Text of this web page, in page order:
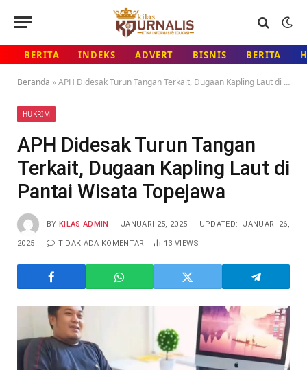
BERITA INDEKS ADVERT BISNIS BERITA
Beranda »APH Didesak Turun Tangan Terkait, Dugaan Kapling Laut di Pantai Wisata Topejawa
HUKRIM
APH Didesak Turun Tangan
Terkait, Dugaan Kapling Laut di
Pantai Wisata Topejawa
BY KILAS ADMIN JANUARI 25, 2025 UPDATED: JANUARI 26,
2025 TIDAK ADA KOMENTAR 13 VIEWS